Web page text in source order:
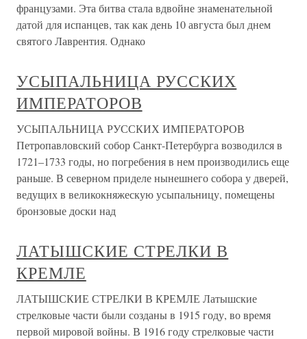
французами. Эта битва стала вдвойне знаменательной
датой для испанцев, так как день 10 августа был днем
святого Лаврентия. Однако
УСЫПАЛЬНИЦА РУССКИХ
ИМПЕРАТОРОВ
УСЫПАЛЬНИЦА РУССКИХ ИМПЕРАТОРОВ
Петропавловский собор Санкт-Петербурга возводился в
1721–1733 годы, но погребения в нем производились еще
раньше. В северном приделе нынешнего собора у дверей,
ведущих в великокняжескую усыпальницу, помещены
бронзовые доски над
ЛАТЫШСКИЕ СТРЕЛКИ В
КРЕМЛЕ
ЛАТЫШСКИЕ СТРЕЛКИ В КРЕМЛЕ Латышские
стрелковые части были созданы в 1915 году, во время
первой мировой войны. В 1916 году стрелковые части